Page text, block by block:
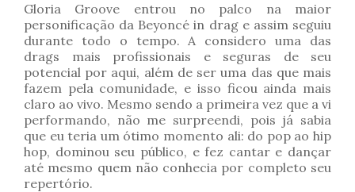
Gloria Groove entrou no palco na maior
personificação da Beyoncé in drag e assim seguiu
durante todo o tempo. A considero uma das
drags mais profissionais e seguras de seu
potencial por aqui, além de ser uma das que mais
fazem pela comunidade, e isso ficou ainda mais
claro ao vivo. Mesmo sendo a primeira vez que a vi
performando, não me surpreendi, pois já sabia
que eu teria um ótimo momento ali: do pop ao hip
hop, dominou seu público, e fez cantar e dançar
até mesmo quem não conhecia por completo seu
repertório.